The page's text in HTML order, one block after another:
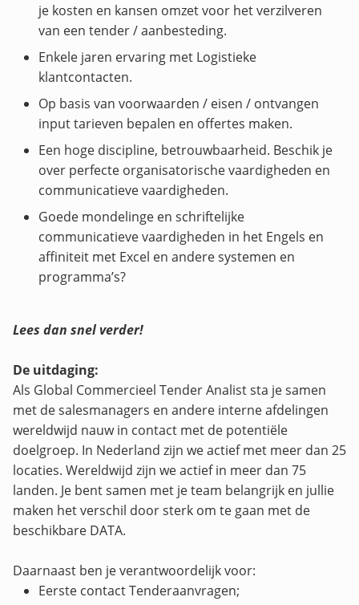
je kosten en kansen omzet voor het verzilveren
van een tender / aanbesteding.
Enkele jaren ervaring met Logistieke
klantcontacten.
Op basis van voorwaarden / eisen / ontvangen
input tarieven bepalen en offertes maken.
Een hoge discipline, betrouwbaarheid. Beschik je
over perfecte organisatorische vaardigheden en
communicatieve vaardigheden.
Goede mondelinge en schriftelijke
communicatieve vaardigheden in het Engels en
affiniteit met Excel en andere systemen en
programma’s?
Lees dan snel verder!
De uitdaging:
Als Global Commercieel Tender Analist sta je samen
met de salesmanagers en andere interne afdelingen
wereldwijd nauw in contact met de potentiële
doelgroep. In Nederland zijn we actief met meer dan 25
locaties. Wereldwijd zijn we actief in meer dan 75
landen. Je bent samen met je team belangrijk en jullie
maken het verschil door sterk om te gaan met de
beschikbare DATA.
Daarnaast ben je verantwoordelijk voor:
Eerste contact Tenderaanvragen;